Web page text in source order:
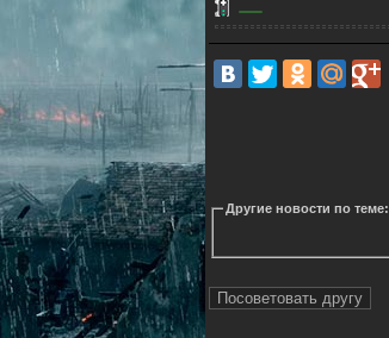
Другие новости по теме: